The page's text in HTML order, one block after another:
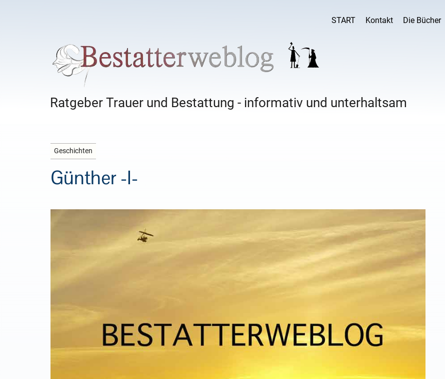
START Kontakt Die Bücher
Ratgeber Trauer und Bestattung - informativ und unterhaltsam
Geschichten
Günther -I-